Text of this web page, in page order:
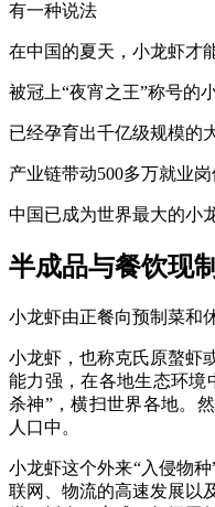
有一种说法
在中国的夏天，小龙虾才
被冠上“夜宵之王”称号的
已经孕育出千亿级规模的
产业链带动500多万就业岗
中国已成为世界最大的小
半成品与餐饮现
小龙虾由正餐向预制菜和
小龙虾，也称克氏原螯虾
能力强，在各地生态环境
杀神”，横扫世界各地。
人口中。
小龙虾这个外来“入侵物
联网、物流的高速发展以